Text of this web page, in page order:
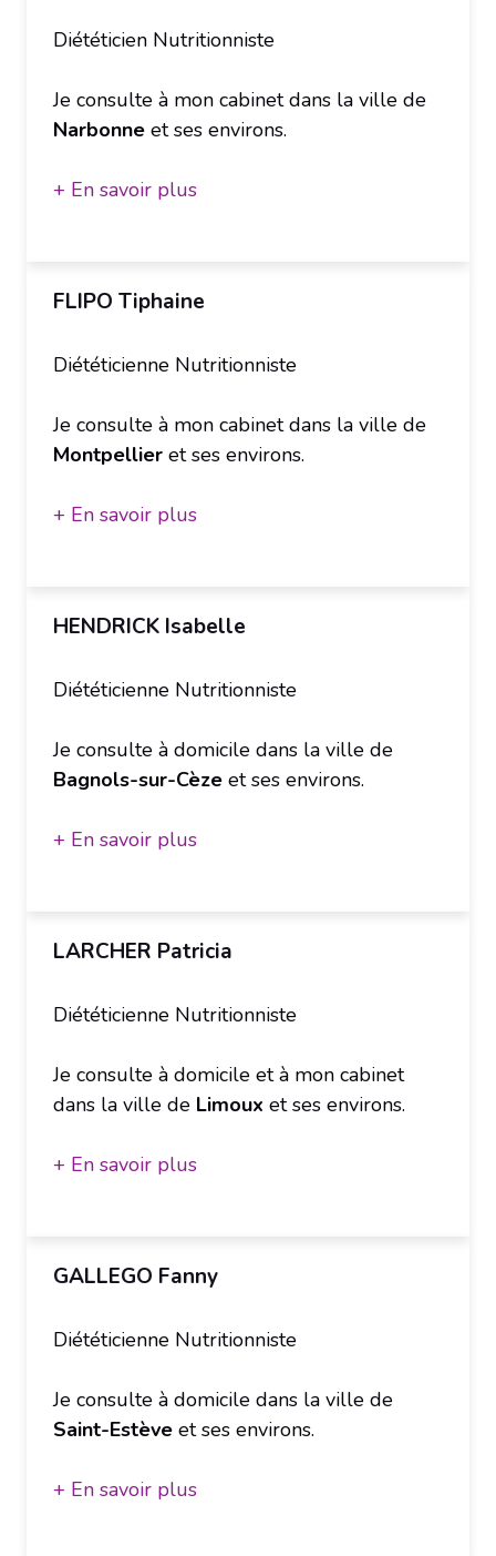
Diététicien Nutritionniste
Je consulte à mon cabinet dans la ville de
Narbonne et ses environs.
+ En savoir plus
FLIPO Tiphaine
Diététicienne Nutritionniste
Je consulte à mon cabinet dans la ville de
Montpellier et ses environs.
+ En savoir plus
HENDRICK Isabelle
Diététicienne Nutritionniste
Je consulte à domicile dans la ville de
Bagnols-sur-Cèze et ses environs.
+ En savoir plus
LARCHER Patricia
Diététicienne Nutritionniste
Je consulte à domicile et à mon cabinet
dans la ville de Limoux et ses environs.
+ En savoir plus
GALLEGO Fanny
Diététicienne Nutritionniste
Je consulte à domicile dans la ville de
Saint-Estève et ses environs.
+ En savoir plus